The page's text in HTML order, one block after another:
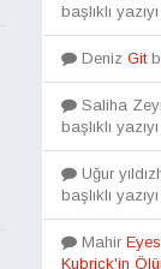
başlıklı
Deniz Git
Saliha
başlıklı
Uğur
başlıklı
Mahir
Kubrick'in